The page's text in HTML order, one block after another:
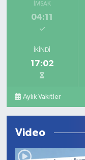
İMSAK
04:11
İKINDI
17:02
Aylık Vakitler
Video